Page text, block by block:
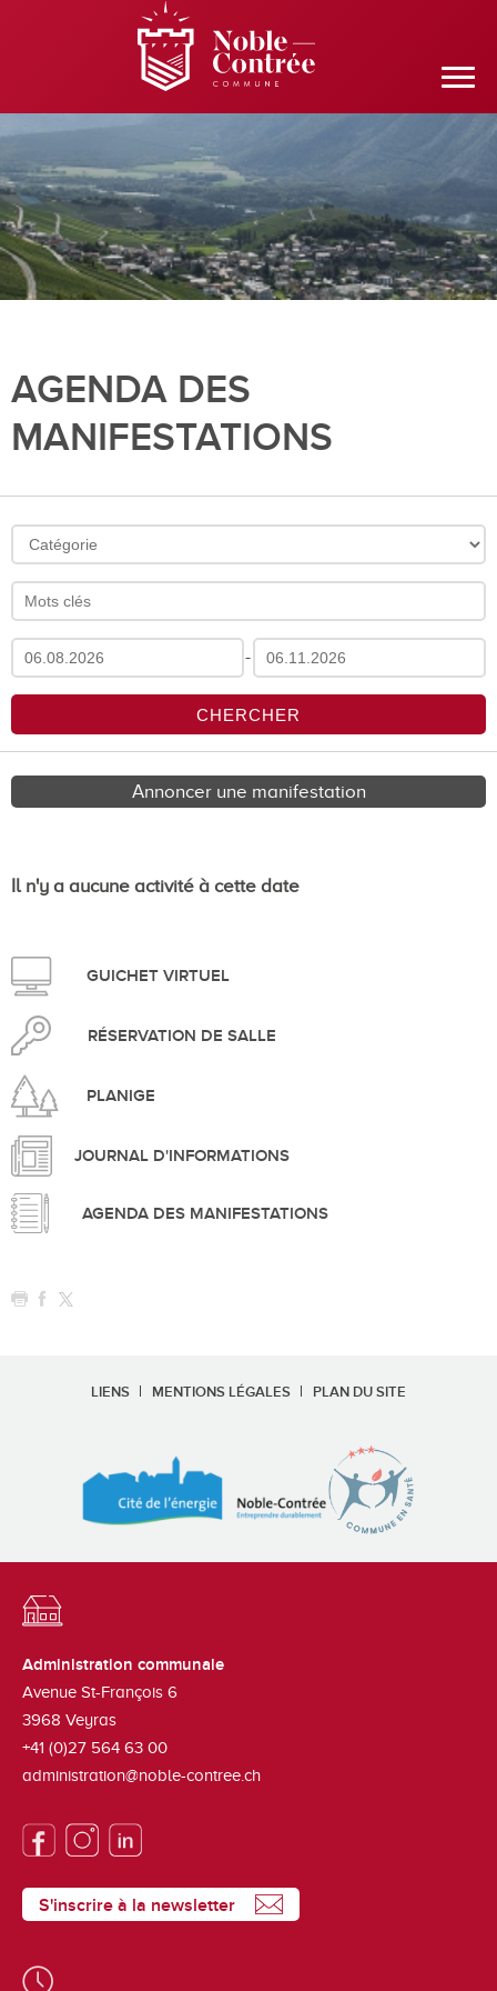
AGENDA DES
MANIFESTATIONS
-
Annoncer une manifestation
Il n'y a aucune activité à cette date
GUICHET VIRTUEL
RÉSERVATION DE SALLE
PLANIGE
JOURNAL D'INFORMATIONS
AGENDA DES MANIFESTATIONS
LIENS MENTIONS LÉGALES PLAN DU SITE
Administration communale
Avenue St-François 6
3968 Veyras
+41 (0)27 564 63 00
administration@noble-contree.ch
S'inscrire à la newsletter